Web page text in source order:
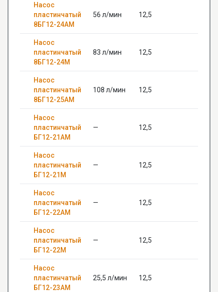
Насос
пластинчатый
8БГ12-24АМ
56 л/мин 12,5
Насос
пластинчатый
8БГ12-24М
83 л/мин 12,5
Насос
пластинчатый
8БГ12-25АМ
108 л/мин 12,5
Насос
пластинчатый
БГ12-21АМ
— 12,5
Насос
пластинчатый
БГ12-21М
— 12,5
Насос
пластинчатый
БГ12-22АМ
— 12,5
Насос
пластинчатый
БГ12-22М
— 12,5
Насос
пластинчатый
БГ12-23АМ
25,5 л/мин 12,5